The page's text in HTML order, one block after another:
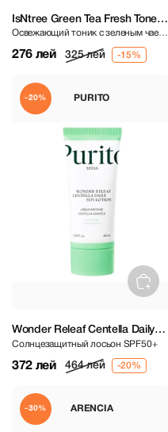
IsNtree Green Tea Fresh Toner
200 ml
Освежающий тоник с зеленым чаем
276 лей 325 лей
PURITO
-20%
Wonder Releaf Centella Daily
Sun Lotion SPF50+ PA++++ 60
ml
Солнцезащитный лосьон SPF50+
372 лей 464 лей
ARENCIA
-30%